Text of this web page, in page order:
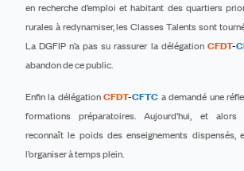
en recherche d’emploi et habitant des quartiers
rurales à redynamiser, les Classes Talents sont
La DGFIP n’a pas su rassurer la délégation CFDT-
abandon de ce public.
Enfin la délégationCFDT-CFTC a demandé une
formations préparatoires. Aujourd’hui, et alors
reconnaît le poids des enseignements dispensés,
l’organiser à temps plein.